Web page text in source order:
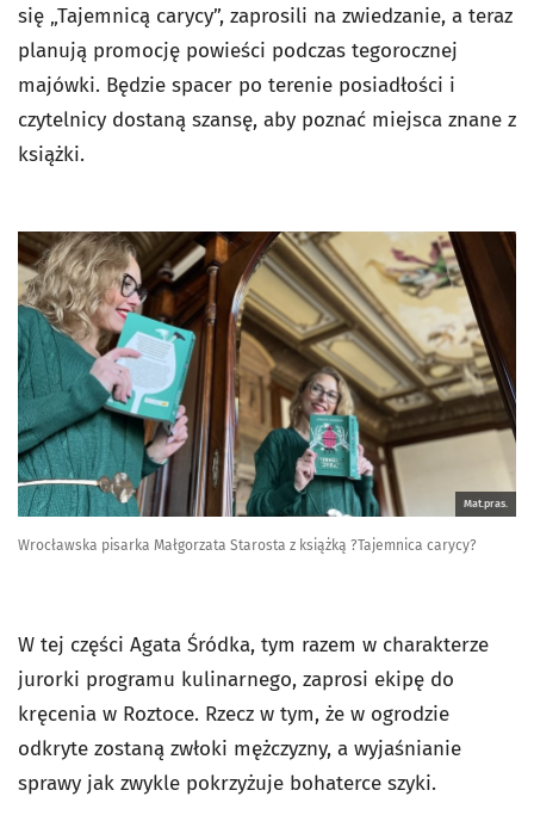
się „Tajemnicą carycy”, zaprosili na zwiedzanie, a teraz
planują promocję powieści podczas tegorocznej
majówki. Będzie spacer po terenie posiadłości i
czytelnicy dostaną szansę, aby poznać miejsca znane z
książki.
Mat.pras.
Wrocławska pisarka Małgorzata Starosta z książką ?Tajemnica carycy?
W tej części Agata Śródka, tym razem w charakterze
jurorki programu kulinarnego, zaprosi ekipę do
kręcenia w Roztoce. Rzecz w tym, że w ogrodzie
odkryte zostaną zwłoki mężczyzny, a wyjaśnianie
sprawy jak zwykle pokrzyżuje bohaterce szyki.